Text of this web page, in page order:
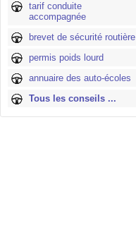
tarif conduite
accompagnée
brevet de sécurité routière
permis poids lourd
annuaire des auto-écoles
Tous les conseils ...